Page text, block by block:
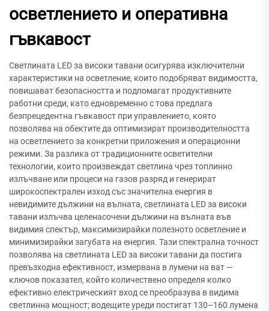
осветлението и оперативна
гъвкавост
Светлината LED за високи тавани осигурява изключителни
характеристики на осветление, които подобряват видимостта,
повишават безопасността и подпомагат продуктивните
работни среди, като едновременно с това предлага
безпрецедентна гъвкавост при управлението, която
позволява на обектите да оптимизират производителността
на осветлението за конкретни приложения и операционни
режими. За разлика от традиционните осветителни
технологии, които произвеждат светлина чрез топлинно
излъчване или процеси на газов разряд и генерират
широкоспектрален изход със значителна енергия в
невидимите дължини на вълната, светлината LED за високи
тавани излъчва целенасочени дължини на вълната във
видимия спектър, максимизирайки полезното осветление и
минимизирайки загубата на енергия. Тази спектрална точност
позволява на светлината LED за високи тавани да постига
превъзходна ефективност, измервана в лумени на ват —
ключов показател, който количествено определя колко
ефективно електрическият вход се преобразува в видима
светлинна мощност; водещите уреди постигат 130–160 лумена